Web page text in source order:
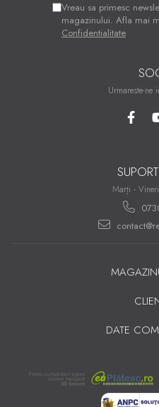
Vreau sa primesc
magazinului. Afla mai
Confidentialitate
Urmareste-ne
Marți -
DATE